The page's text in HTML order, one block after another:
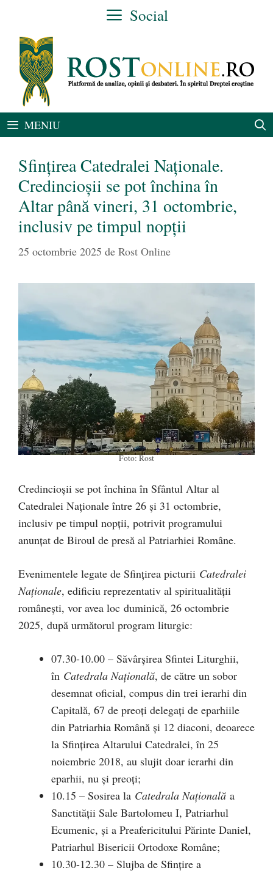
conținut
Social
MENIU
Sfințirea Catedralei Naționale.
Credincioșii se pot închina în
Altar până vineri, 31 octombrie,
inclusiv pe timpul nopții
25 octombrie 2025 de Rost Online
Foto: Rost
Credincioșii se pot închina în Sfântul Altar al
Catedralei Naționale între 26 și 31 octombrie,
inclusiv pe timpul nopții, potrivit programului
anunțat de Biroul de presă al Patriarhiei Române.
Evenimentele legate de Sfințirea picturii Catedralei
Naționale, edificiu reprezentativ al spiritualității
românești, vor avea loc duminică, 26 octombrie
2025, după următorul program liturgic:
07.30-10.00 – Săvârșirea Sfintei Liturghii,
în Catedrala Națională, de către un sobor
desemnat oficial, compus din trei ierarhi din
Capitală, 67 de preoți delegați de eparhiile
din Patriarhia Română și 12 diaconi, deoarece
la Sfințirea Altarului Catedralei, în 25
noiembrie 2018, au slujit doar ierarhi din
eparhii, nu și preoți;
10.15 – Sosirea la Catedrala Națională a
Sanctității Sale Bartolomeu I, Patriarhul
Ecumenic, și a Preafericitului Părinte Daniel,
Patriarhul Bisericii Ortodoxe Române;
10.30-12.30 – Slujba de Sfințire a